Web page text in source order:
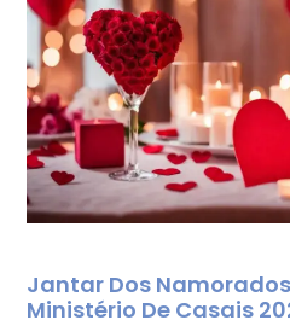
Jantar Dos
Ministério De Casais